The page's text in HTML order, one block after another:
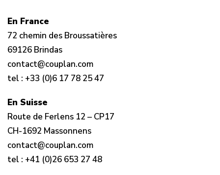
En France
72 chemin des Broussatières
69126 Brindas
contact@couplan.com
tel : +33 (0)6 17 78 25 47
En Suisse
Route de Ferlens 12 – CP17
CH-1692 Massonnens
contact@couplan.com
tel : +41 (0)26 653 27 48